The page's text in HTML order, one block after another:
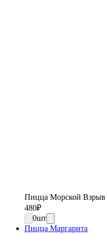
Пицца Морской Взрыв
480₽
0шт
Пицца Маргарита